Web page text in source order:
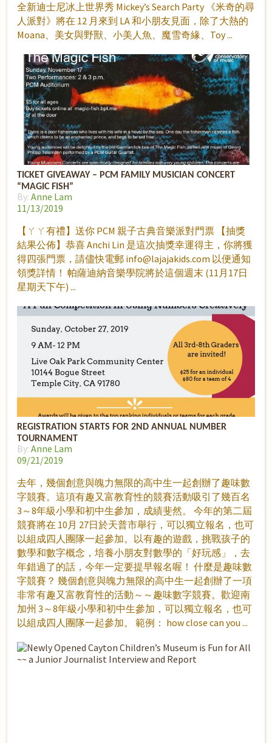
全新迪士尼冰上世界秀 Mickey’s Search Party 《米奇的尋
人派對》將在 12 月來到 LA 和小朋友見面，除了大熱的
Moana、美女與野獸、小美人魚、魔雪奇緣、Toy
TICKET GIVEAWAY – PCM FAMILY MUSICIAN CONCERT
“MAGIC FISH”
By: Anne Lam
11/13/2019
【ㄚㄚ有禮】送你 PCM 親子古典音樂派對門票 【抽獎
結果公佈】恭喜 Anchi Lin 是這次抽獎幸運得主，你將獲
得四張門票，請儘快電郵 info@lajajakids.com 以便通知
領獎詳情！ 帕薩迪納音樂學院將於這個週末 (11月17日
星期天下午)
REGISTRATION STARTS FOR 2ND ANNUAL NUMBER
TOURNAMENT
By: Anne Lam
09/21/2019
去年，幾個創意與魄力無限的高中生一起創辦了趣味數
字競賽。這項有趣又富教育性的競賽活動吸引了幾百名
3～8年級小學和初中生參加，成績斐然。 今年的第二屆
競賽將在 10月 27日於天普市舉行，可以獨立報名，也可
以組成四人團隊一起參加。以有趣的遊戲，挑戰孩子的
數學和數字概念，培養小朋友對數學的「好玩感」，去
年錯過了的話，今年一定要提早報名喔！ 什麼是趣味數
字競賽？ 幾個創意與魄力無限的高中生一起創辦了一項
非常有趣又富教育性的活動～～趣味數字競賽。歡迎南
加州 3～8年級小學和初中生參加，可以獨立報名，也可
以組成四人團隊一起參加。 範例： how close can you